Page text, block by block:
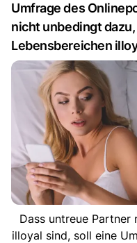
Umfrage des
nicht unbedingt
Lebensbereichen
Dass untreue Partner
illoyal sind, soll eine